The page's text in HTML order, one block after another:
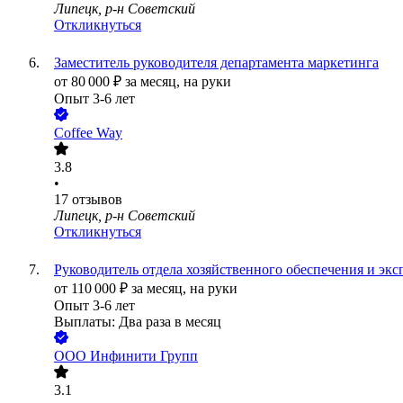
Липецк, р-н Советский
Откликнуться
Заместитель руководителя департамента маркетинга
от 80 000 ₽ за месяц, на руки
Опыт 3-6 лет
Coffee Way
3.8
•
17 отзывов
Липецк, р-н Советский
Откликнуться
Руководитель отдела хозяйственного обеспечения и
от 110 000 ₽ за месяц, на руки
Опыт 3-6 лет
Выплаты: Два раза в месяц
ООО Инфинити Групп
3.1